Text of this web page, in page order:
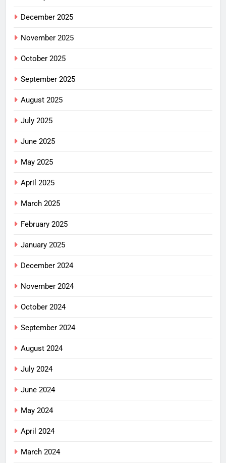
December 2025
November 2025
October 2025
September 2025
August 2025
July 2025
June 2025
May 2025
April 2025
March 2025
February 2025
January 2025
December 2024
November 2024
October 2024
September 2024
August 2024
July 2024
June 2024
May 2024
April 2024
March 2024